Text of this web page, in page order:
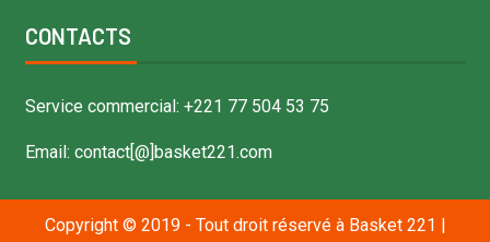
CONTACTS
Service commercial: +221 77 504 53 75
Email: contact[@]basket221.com
Copyright © 2019 - Tout droit réservé à Basket 221 |